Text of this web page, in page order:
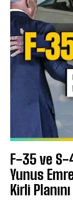
F-35 ve S-
Yunus
Kirli